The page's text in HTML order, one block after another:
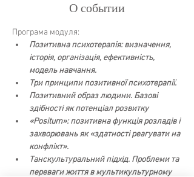
О событии
Програма модуля:
Позитивна психотерапія: визначення,
історія, організація, ефективність,
модель навчання.
Три принципи позитивної психотерапії.
Позитивний образ людини. Базові
здібності як потенціал розвитку
«Positum»: позитивна функція розладів і
захворювань як «здатності реагувати на
конфлікт».
Танскультуральний підхід. Проблеми та
переваги життя в мультикультурному